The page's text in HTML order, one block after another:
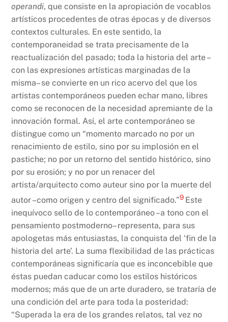
operandi, que consiste en la apropiación de vocablos
artísticos procedentes de otras épocas y de diversos
contextos culturales. En este sentido, la
contemporaneidad se trata precisamente de la
reactualización del pasado; toda la historia del arte –
con las expresiones artísticas marginadas de la
misma– se convierte en un rico acervo del que los
artistas contemporáneos pueden echar mano, libres
como se reconocen de la necesidad apremiante de la
innovación formal. Así, el arte contemporáneo se
distingue como un “momento marcado no por un
renacimiento de estilo, sino por su implosión en el
pastiche; no por un retorno del sentido histórico, sino
por su erosión; y no por un renacer del
artista/arquitecto como auteur sino por la muerte del
autor –como origen y centro del significado.”9 Este
inequívoco sello de lo contemporáneo –a tono con el
pensamiento postmoderno– representa, para sus
apologetas más entusiastas, la conquista del ‘fin de la
historia del arte’. La suma flexibilidad de las prácticas
contemporáneas significaría que es inconcebible que
éstas puedan caducar como los estilos históricos
modernos; más que de un arte duradero, se trataría de
una condición del arte para toda la posteridad:
“Superada la era de los grandes relatos, tal vez no